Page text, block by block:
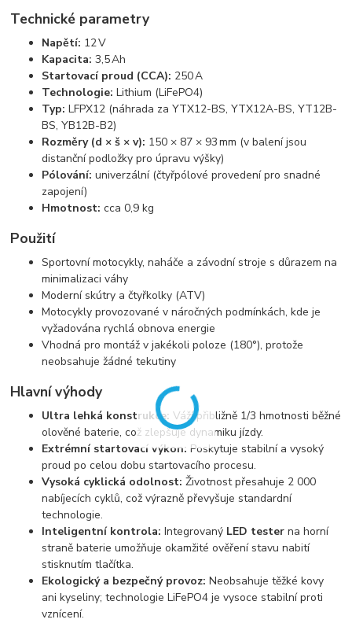
Technické parametry
Napětí: 12 V
Kapacita: 3,5 Ah
Startovací proud (CCA): 250 A
Technologie: Lithium (LiFePO4)
Typ: LFPX12 (náhrada za YTX12-BS, YTX12A-BS, YT12B-
BS, YB12B-B2)
Rozměry (d × š × v): 150 × 87 × 93 mm (v balení jsou
distanční podložky pro úpravu výšky)
Pólování: univerzální (čtyřpólové provedení pro snadné
zapojení)
Hmotnost: cca 0,9 kg
Použití
Sportovní motocykly, naháče a závodní stroje s důrazem na
minimalizaci váhy
Moderní skútry a čtyřkolky (ATV)
Motocykly provozované v náročných podmínkách, kde je
vyžadována rychlá obnova energie
Vhodná pro montáž v jakékoli poloze (180°), protože
neobsahuje žádné tekutiny
Hlavní výhody
Ultra lehká konstrukce: Váží přibližně 1/3 hmotnosti běžné
olověné baterie, což zlepšuje dynamiku jízdy.
Extrémní startovací výkon: Poskytuje stabilní a vysoký
proud po celou dobu startovacího procesu.
Vysoká cyklická odolnost: Životnost přesahuje 2 000
nabíjecích cyklů, což výrazně převyšuje standardní
technologie.
Inteligentní kontrola: Integrovaný LED tester na horní
straně baterie umožňuje okamžité ověření stavu nabití
stisknutím tlačítka.
Ekologický a bezpečný provoz: Neobsahuje těžké kovy
ani kyseliny; technologie LiFePO4 je vysoce stabilní proti
vznícení.